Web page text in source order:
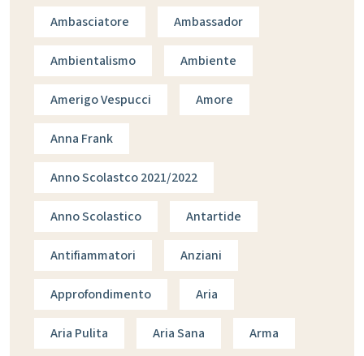
Ambasciatore Ambassador
Ambientalismo Ambiente
Amerigo Vespucci Amore
Anna Frank
Anno Scolastco 2021/2022
Anno Scolastico Antartide
Antifiammatori Anziani
Approfondimento Aria
Aria Pulita Aria Sana Arma